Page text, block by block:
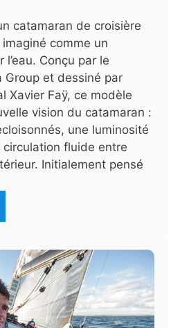
catamaran de croisière
comme un
Conçu par le
Group et dessiné par
Xavier Faÿ, ce modèle
vision du catamaran :
une luminosité
fluide entre
Initialement pensé